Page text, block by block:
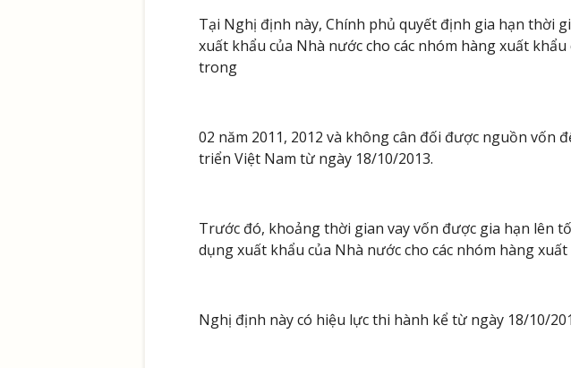
Tại Nghị định này, Chính phủ quyết định gia hạn thời
xuất khẩu của Nhà nước cho các nhóm hàng xuất
trong
02 năm 2011, 2012 và không cân đối được nguồn
triển Việt Nam từ ngày 18/10/2013.
Trước đó, khoảng thời gian vay vốn được gia hạn lên
dụng xuất khẩu của Nhà nước cho các nhóm hàng
Nghị định này có hiệu lực thi hành kể từ ngày 18/10/